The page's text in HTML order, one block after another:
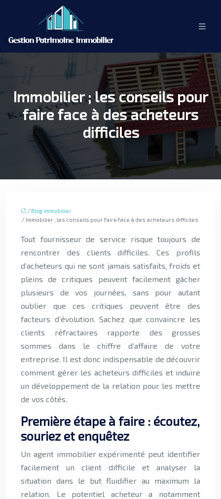
Immobilier ; les conseils pour
faire face à des acheteurs
difficiles
/ Blog immobilier
/ Immobilier ; les conseils pour faire face à des acheteurs difficiles
Tout fournisseur de service risque toujours de
rencontrer des clients difficiles. Ces profils
d’acheteurs qui ne sont jamais satisfaits, froids et
pleins de critiques peuvent facilement gâcher
plusieurs de vos journées, sans pour autant
oublier que ces critiques peuvent être des
facteurs d’évolution. Sachez que convaincre les
clients réfractaires rapporte des grosses
sommes dans le chiffre d’affaire de votre
entreprise. Il est donc indispensable de découvrir
comment gérer les acheteurs difficiles et induire
un développement de la relation pour les mettre
de vos côtés.
Première étape à faire : écoutez,
souriez et enquêtez
Un agent immobilier expérimenté peut identifier
facilement un client difficile et analyser la
situation dans le but fluidifier au maximum la
relation. Le potentiel acheteur a notamment